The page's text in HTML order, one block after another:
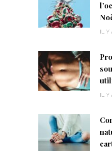
IL Y
IL Y